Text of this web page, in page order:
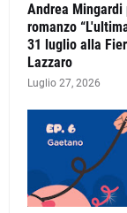
Andrea
romanzo
31 luglio alla
Lazzaro
Luglio 27, 2026